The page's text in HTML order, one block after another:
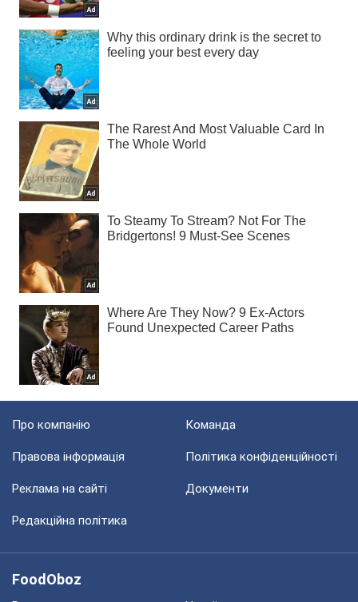
Про компанію Команда
Правова інформація Політика конфіденційності
Реклама на сайті Документи
Редакційна політика
FoodOboz